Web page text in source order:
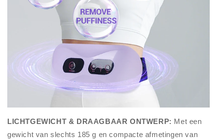
LICHTGEWICHT & DRAAGBAAR ONTWERP: Met een
gewicht van slechts 185 g en compacte afmetingen van